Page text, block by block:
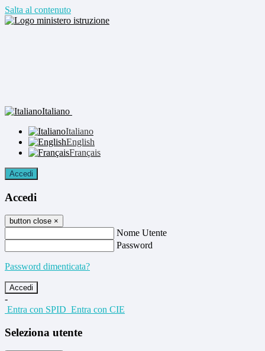
Salta al contenuto
Italiano
Italiano
English
Français
Accedi
Accedi
button close ×
Nome Utente
Password
Password dimenticata?
-
Entra con SPID Entra con CIE
Seleziona utente